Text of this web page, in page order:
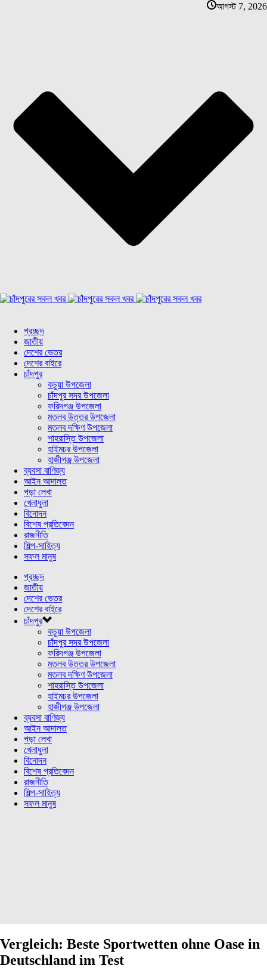
আগস্ট 7, 2026
প্রচ্ছদ
জাতীয়
দেশের ভেতর
দেশের বাইরে
চাঁদপুর
কচুয়া উপজেলা
চাঁদপুর সদর উপজেলা
ফরিদগঞ্জ উপজেলা
মতলব উত্তর উপজেলা
মতলব দক্ষিণ উপজেলা
শাহরাস্তি উপজেলা
হাইমচর উপজেলা
হাজীগঞ্জ উপজেলা
ব্যবসা বাণিজ্য
আইন আদালত
পড়া লেখা
খেলাধুলা
বিনোদন
বিশেষ প্রতিবেদন
রাজনীতি
শিল্প-সাহিত্য
সফল মানুষ
প্রচ্ছদ
জাতীয়
দেশের ভেতর
দেশের বাইরে
চাঁদপুর
কচুয়া উপজেলা
চাঁদপুর সদর উপজেলা
ফরিদগঞ্জ উপজেলা
মতলব উত্তর উপজেলা
মতলব দক্ষিণ উপজেলা
শাহরাস্তি উপজেলা
হাইমচর উপজেলা
হাজীগঞ্জ উপজেলা
ব্যবসা বাণিজ্য
আইন আদালত
পড়া লেখা
খেলাধুলা
বিনোদন
বিশেষ প্রতিবেদন
রাজনীতি
শিল্প-সাহিত্য
সফল মানুষ
Vergleich: Beste Sportwetten ohne Oase in
Deutschland im Test